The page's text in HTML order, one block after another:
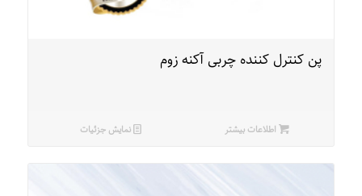
پن کنترل کننده چربی آکنه زوم
اطلاعات بیشتر نمایش جزئیات